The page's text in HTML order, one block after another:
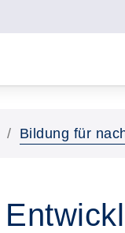
Bildung für